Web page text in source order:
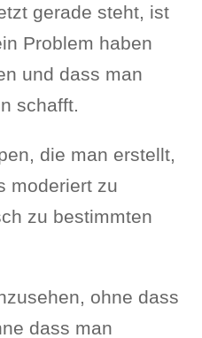
gerade steht, ist
Problem haben
und dass man
schafft.
die man erstellt,
moderiert zu
zu bestimmten
ohne dass
dass man